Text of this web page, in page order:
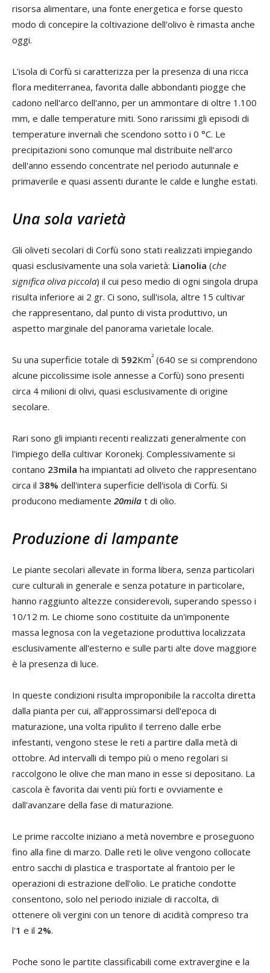
risorsa alimentare, una fonte energetica e forse questo
modo di concepire la coltivazione dell'olivo è rimasta anche
oggi.
L'isola di Corfù si caratterizza per la presenza di una ricca
flora mediterranea, favorita dalle abbondanti piogge che
cadono nell'arco dell'anno, per un ammontare di oltre 1.100
mm, e dalle temperature miti. Sono rarissimi gli episodi di
temperature invernali che scendono sotto i 0 °C. Le
precipitazioni sono comunque mal distribuite nell'arco
dell'anno essendo concentrate nel periodo autunnale e
primaverile e quasi assenti durante le calde e lunghe estati.
Una sola varietà
Gli oliveti secolari di Corfù sono stati realizzati impiegando
quasi esclusivamente una sola varietà: Lianolia (che
significa oliva piccola) il cui peso medio di ogni singola drupa
risulta inferiore ai 2 gr. Ci sono, sull'isola, altre 15 cultivar
che rappresentano, dal punto di vista produttivo, un
aspetto marginale del panorama varietale locale.
Su una superficie totale di 592Km² (640 se si comprendono
alcune piccolissime isole annesse a Corfù) sono presenti
circa 4 milioni di olivi, quasi esclusivamente di origine
secolare.
Rari sono gli impianti recenti realizzati generalmente con
l'impiego della cultivar Koronekj. Complessivamente si
contano 23mila ha impiantati ad oliveto che rappresentano
circa il 38% dell'intera superficie dell'isola di Corfù. Si
producono mediamente 20mila t di olio.
Produzione di lampante
Le piante secolari allevate in forma libera, senza particolari
cure culturali in generale e senza potature in particolare,
hanno raggiunto altezze considerevoli, superando spesso i
10/12 m. Le chiome sono costituite da un'imponente
massa legnosa con la vegetazione produttiva localizzata
esclusivamente all'esterno e sulle parti alte dove maggiore
è la presenza di luce.
In queste condizioni risulta improponibile la raccolta diretta
dalla pianta per cui, all'approssimarsi dell'epoca di
maturazione, una volta ripulito il terreno dalle erbe
infestanti, vengono stese le reti a partire dalla metà di
ottobre. Ad intervalli di tempo più o meno regolari si
raccolgono le olive che man mano in esse si depositano. La
cascola è favorita dai venti più forti e ovviamente e
dall'avanzare della fase di maturazione.
Le prime raccolte iniziano a metà novembre e proseguono
fino alla fine di marzo. Dalle reti le olive vengono collocate
entro sacchi di plastica e trasportate al frantoio per le
operazioni di estrazione dell'olio. Le pratiche condotte
consentono, solo nel periodo iniziale di raccolta, di
ottenere oli vergini con un tenore di acidità compreso tra
l'1 e il 2%.
Poche sono le partite classificabili come extravergine e la